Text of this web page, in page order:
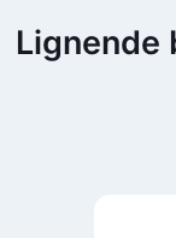
Lignende